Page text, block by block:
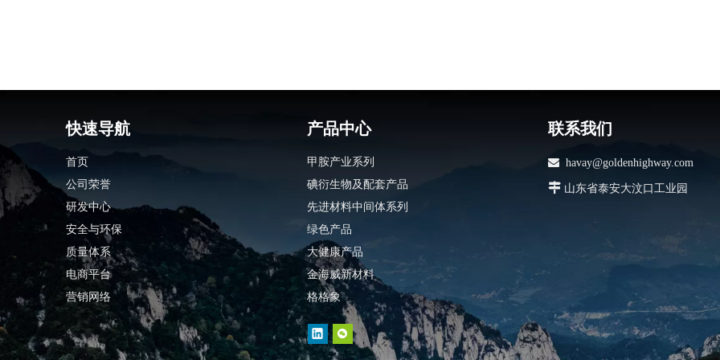
快速导航
首页
公司荣誉
研发中心
安全与环保
质量体系
电商平台
营销网络
产品中心
甲胺产业系列
碘衍生物及配套产品
先进材料中间体系列
绿色产品
大健康产品
金海威新材料
格格象
联系我们
 havay@goldenhighway.com
 山东省泰安大汶口工业园